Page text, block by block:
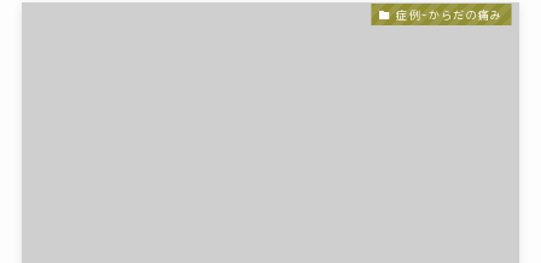
症例-からだの痛み